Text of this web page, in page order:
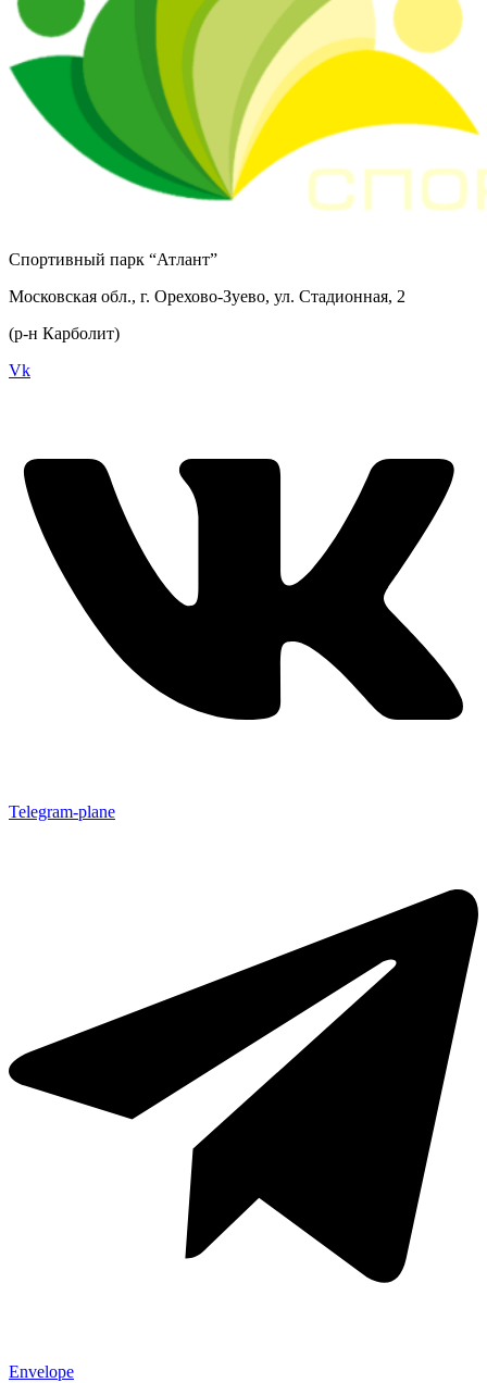
Спортивный парк “Атлант”
Московская обл., г. Орехово-Зуево, ул. Стадионная, 2
(р-н Карболит)
Vk
Telegram-plane
Envelope